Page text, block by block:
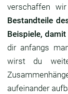
verschaffen
Bestandteile
Beispiele,
dir anfangs
wirst du
aufeinander